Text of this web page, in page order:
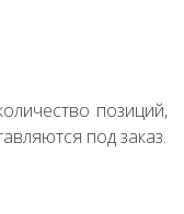
позиций,
под заказ.